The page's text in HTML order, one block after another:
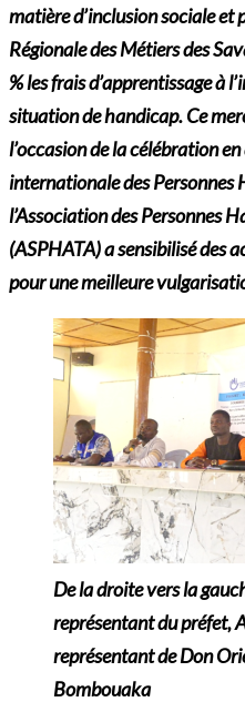
matière d’inclusion sociale et
Régionale des Métiers des
% les frais d’apprentissage à
situation de handicap. Ce
l’occasion de la célébration
internationale des Personnes
l’Association des Personnes
(ASPHATA) a sensibilisé des
pour une meilleure
De la droite vers la
représentant du préfet,
représentant de Don
Bombouaka